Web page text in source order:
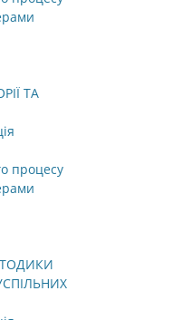
ТА
процесу